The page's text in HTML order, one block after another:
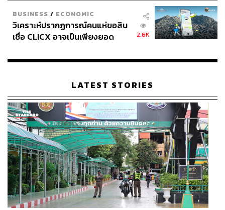
BUSINESS / ECONOMIC
วิเคราะห์ปรากฏการณ์คนแห่ขอสิน
เชื่อ CLICX อาจเป็นเพียงยอด
เรือนไทยที่ถูกซุกไว้
2.6K
LATEST STORIES